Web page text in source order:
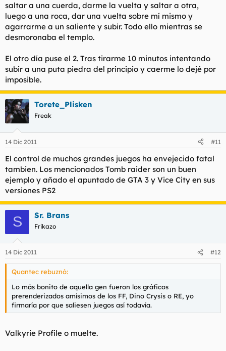
saltar a una cuerda, darme la vuelta y saltar a otra,
luego a una roca, dar una vuelta sobre mí mismo y
agarrarme a un saliente y subir. Todo ello mientras se
desmoronaba el templo.
El otro día puse el 2. Tras tirarme 10 minutos intentando
subir a una puta piedra del principio y caerme lo dejé por
imposible.
Torete_Plisken
Freak
14 Dic 2011 #11
El control de muchos grandes juegos ha envejecido fatal
tambien. Los mencionados Tomb raider son un buen
ejemplo y añado el apuntado de GTA 3 y Vice City en sus
versiones PS2
S Sr. Brans
Frikazo
14 Dic 2011 #12
Quantec rebuznó:
Lo más bonito de aquella gen fueron los gráficos
prerenderizados amísimos de los FF, Dino Crysis o RE, yo
firmaría por que saliesen juegos así todavía.
Valkyrie Profile o muelte.